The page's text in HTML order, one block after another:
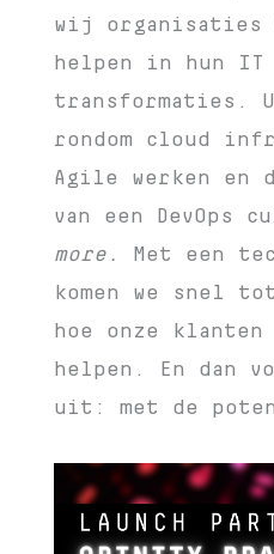
wij organisaties
helpen in hun
transformaties.
rondom cloud
Agile werken en
van een DevOps
more.
Met een
komen we snel
hoe onze
helpen. En dan
uit: met de